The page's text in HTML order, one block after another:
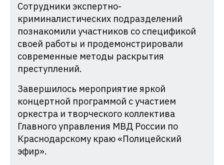
Сотрудники экспертно-
криминалистических подразделений
познакомили участников со спецификой
своей работы и продемонстрировали
современные методы раскрытия
преступлений.
Завершилось мероприятие яркой
концертной программой с участием
оркестра и творческого коллектива
Главного управления МВД России по
Краснодарскому краю «Полицейский
эфир».